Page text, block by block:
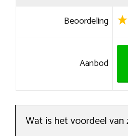
Beoordeling
Aanbod
Wat is het voordeel van